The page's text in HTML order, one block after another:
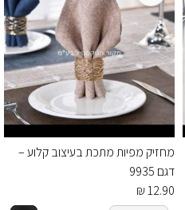
מחזיק מפיות מתכת בעיצוב קלוע –
דגם 9935
12.90 ₪